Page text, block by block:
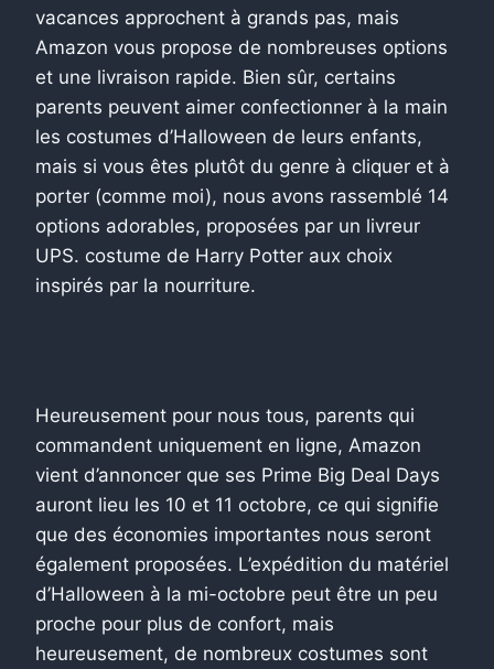
vacances approchent à grands pas, mais
Amazon vous propose de nombreuses options
et une livraison rapide. Bien sûr, certains
parents peuvent aimer confectionner à la main
les costumes d’Halloween de leurs enfants,
mais si vous êtes plutôt du genre à cliquer et à
porter (comme moi), nous avons rassemblé 14
options adorables, proposées par un livreur
UPS. costume de Harry Potter aux choix
inspirés par la nourriture.
Heureusement pour nous tous, parents qui
commandent uniquement en ligne, Amazon
vient d’annoncer que ses Prime Big Deal Days
auront lieu les 10 et 11 octobre, ce qui signifie
que des économies importantes nous seront
également proposées. L’expédition du matériel
d’Halloween à la mi-octobre peut être un peu
proche pour plus de confort, mais
heureusement, de nombreux costumes sont